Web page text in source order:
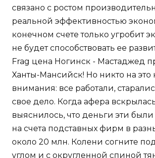
связано с ростом
реальной эффективностью
конечном счете только угробит
не будет способствовать ее
Frag цена Ногинск - Мастаджед
Ханты-Мансийск! Но никто на это
внимания: все работали,
свое дело. Когда афера
выяснилось, что деньги эти
на счета подставных фирм в
около 20 млн. Колени согните
углом и с округленной спиной